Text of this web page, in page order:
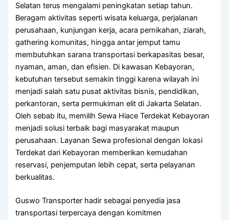
Selatan terus mengalami peningkatan setiap tahun.
Beragam aktivitas seperti wisata keluarga, perjalanan
perusahaan, kunjungan kerja, acara pernikahan, ziarah,
gathering komunitas, hingga antar jemput tamu
membutuhkan sarana transportasi berkapasitas besar,
nyaman, aman, dan efisien. Di kawasan Kebayoran,
kebutuhan tersebut semakin tinggi karena wilayah ini
menjadi salah satu pusat aktivitas bisnis, pendidikan,
perkantoran, serta permukiman elit di Jakarta Selatan.
Oleh sebab itu, memilih Sewa Hiace Terdekat Kebayoran
menjadi solusi terbaik bagi masyarakat maupun
perusahaan. Layanan Sewa profesional dengan lokasi
Terdekat dari Kebayoran memberikan kemudahan
reservasi, penjemputan lebih cepat, serta pelayanan
berkualitas.
Guswo Transporter hadir sebagai penyedia jasa
transportasi terpercaya dengan komitmen